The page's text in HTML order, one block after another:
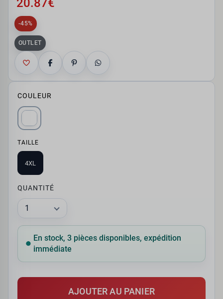
20.87€
-45%
OUTLET
COULEUR
TAILLE
4XL
QUANTITÉ
En stock, 3 pièces disponibles, expédition
immédiate
AJOUTER AU PANIER